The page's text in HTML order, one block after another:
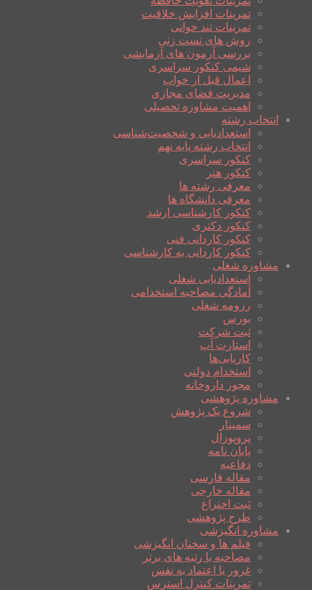
تمرینات افزایش خلاقیت
تمرینات تند خوانی
روش های تست زنی
بررسی آزمون های آزمایشی
شیمی کنکور سراسری
اعمال قبل از خواب
مدیریت فضای مجازی
اهمیت مشاوره تحصیلی
انتخاب رشته
استعدادیابی و شخصیت‌شناسی
انتخاب رشته پایه نهم
کنکور سراسری
کنکور هنر
معرفی رشته ها
معرفی دانشگاه ها
کنکور کارشناسی ارشد
کنکور دکتری
کنکور کاردانی فنی
کنکور کاردانی به کارشناسی
مشاوره شغلی
استعدادیابی شغلی
آمادگی مصاحبه استخدامی
رزومه شغلی
بورس
ثبت شرکت
استارت آپ
کاریابی‌ها
استخدام دولتی
مجوز داروخانه
مشاوره پژوهشی
شروع یک پژوهش
سمینار
پروپوزال
پایان نامه
دفاعیه
مقاله فارسی
مقاله خارجی
ثبت اختراع
طرح پژوهشی
مشاوره انگیزشی
فیلم ها و سخنان انگیزشی
مصاحبه با رتبه های برتر
غرور یا اعتماد به نفس
تمرینات کنترل استرس